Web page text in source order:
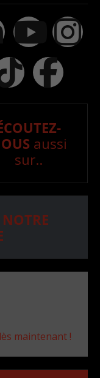
aussi
sur..
maintenant !